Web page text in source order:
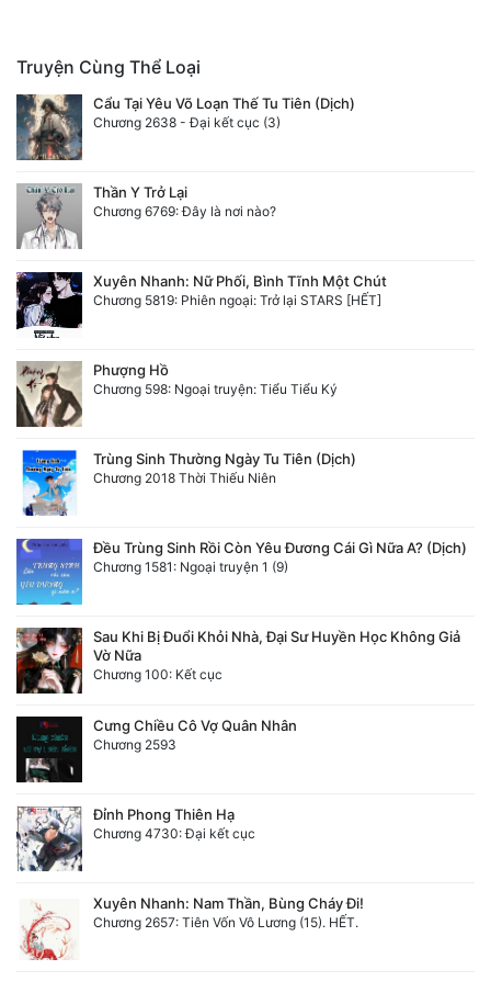
Truyện Cùng Thể Loại
Cẩu Tại Yêu Võ Loạn Thế Tu Tiên (Dịch)
Chương 2638 - Đại kết cục (3)
Thần Y Trở Lại
Chương 6769: Đây là nơi nào?
Xuyên Nhanh: Nữ Phối, Bình Tĩnh Một Chút
Chương 5819: Phiên ngoại: Trở lại STARS [HẾT]
Phượng Hồ
Chương 598: Ngoại truyện: Tiểu Tiểu Ký
Trùng Sinh Thường Ngày Tu Tiên (Dịch)
Chương 2018 Thời Thiếu Niên
Đều Trùng Sinh Rồi Còn Yêu Đương Cái Gì Nữa A? (Dịch)
Chương 1581: Ngoại truyện 1 (9)
Sau Khi Bị Đuổi Khỏi Nhà, Đại Sư Huyền Học Không Giả
Vờ Nữa
Chương 100: Kết cục
Cưng Chiều Cô Vợ Quân Nhân
Chương 2593
Đỉnh Phong Thiên Hạ
Chương 4730: Đại kết cục
Xuyên Nhanh: Nam Thần, Bùng Cháy Đi!
Chương 2657: Tiên Vốn Vô Lương (15). HẾT.